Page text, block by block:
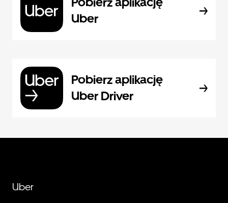
Uber
Pobierz aplikację
Uber Driver
Uber